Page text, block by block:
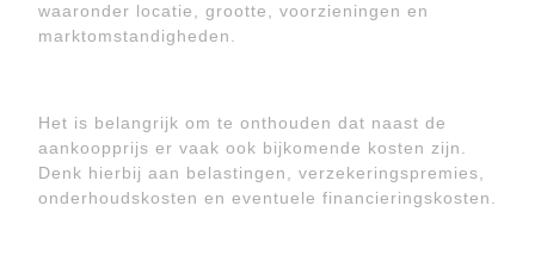
waaronder locatie, grootte, voorzieningen en
marktomstandigheden.
Het is belangrijk om te onthouden dat naast de
aankoopprijs er vaak ook bijkomende kosten zijn.
Denk hierbij aan belastingen, verzekeringspremies,
onderhoudskosten en eventuele financieringskosten.